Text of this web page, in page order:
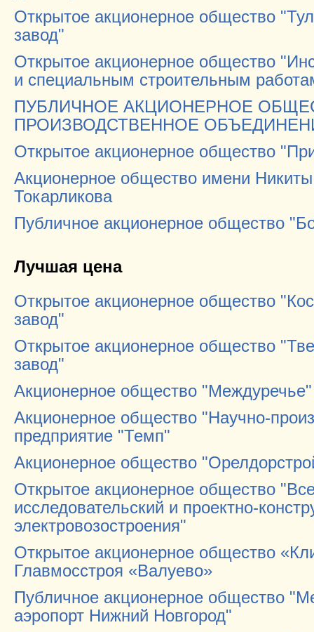
Открытое акционерное общество
завод"
Открытое акционерное общество
и специальным строительным
ПУБЛИЧНОЕ АКЦИОНЕРНОЕ
ПРОИЗВОДСТВЕННОЕ
Открытое акционерное общество
Акционерное общество имени
Токарликова
Публичное акционерное общество
Лучшая цена
Открытое акционерное общество
завод"
Открытое акционерное общество
завод"
Акционерное общество "Междуречье"
Акционерное общество "Научно-
предприятие "Темп"
Акционерное общество
Открытое акционерное общество
исследовательский и проектно-
электровозостроения"
Открытое акционерное общество
Главмосстроя «Валуево»
Публичное акционерное общество
аэропорт Нижний Новгород"